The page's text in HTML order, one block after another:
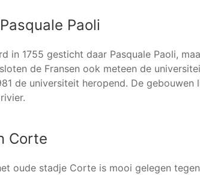
Paoli
in 1755 gesticht daar Pasquale Paoli,
de Fransen ook meteen de
de universiteit heropend. De
Corte
oude stadje Corte is mooi gelegen